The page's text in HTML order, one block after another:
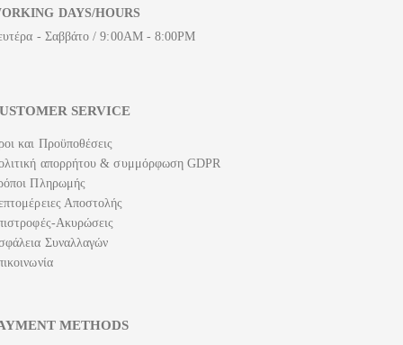
DAYS/HOURS
- Σαββάτο / 9:00AM - 8:00PM
SERVICE
και Προϋποθέσεις
απορρήτου & συμμόρφωση GDPR
Πληρωμής
Αποστολής
Ακυρώσεις
Συναλλαγών
METHODS